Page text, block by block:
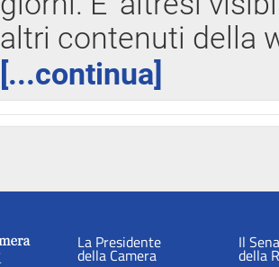
altri contenuti della
[...continua]
La Presidente
della Camera
Il
della